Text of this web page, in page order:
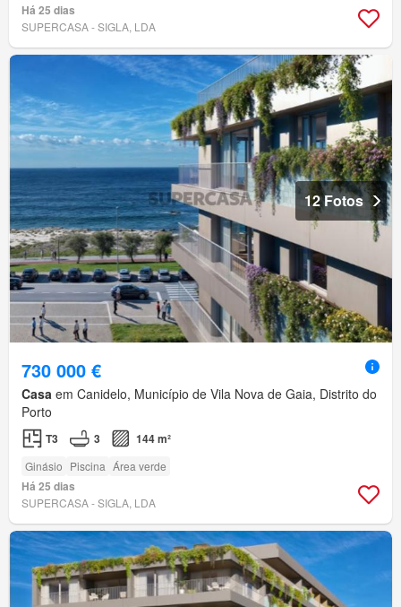
Há 25 dias
SUPERCASA - SIGLA, LDA
12 Fotos
730 000 €
Casa em Canidelo, Município de Vila Nova de Gaia, Distrito do
Porto
T3 3 144 m²
Ginásio Piscina Área verde
Há 25 dias
SUPERCASA - SIGLA, LDA